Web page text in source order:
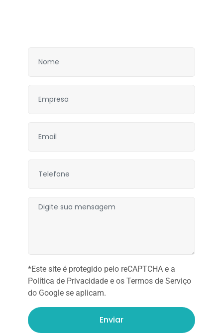
*Este site é protegido pelo reCAPTCHA e a
Política de Privacidade e os Termos de Serviço
do Google se aplicam.
Enviar